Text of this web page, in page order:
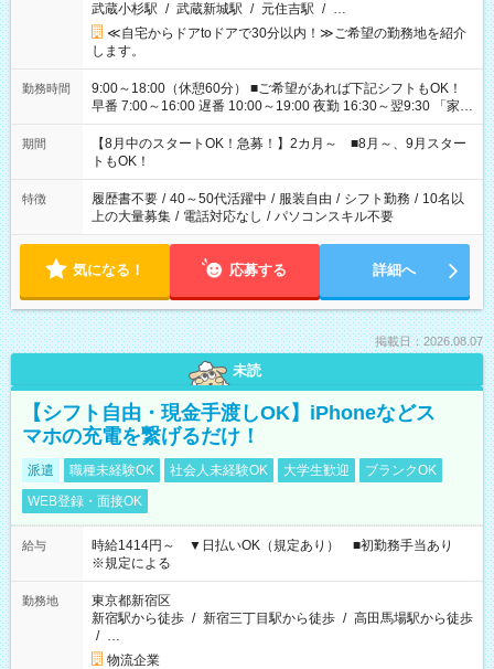
武蔵小杉駅 / 武蔵新城駅 / 元住吉駅 / …
≪自宅からドアtoドアで30分以内！≫ご希望の勤務地を紹介
します。
勤務時間
9:00～18:00（休憩60分） ■ご希望があれば下記シフトもOK！
早番 7:00～16:00 遅番 10:00～19:00 夜勤 16:30～翌9:30 「家族
と休みを合わせたい」 「余裕を持って夕飯の準備がしたい」
「できれば残業はしたくない」 など、ご希望を教えてください
ね。 ※Wワーク希望の方へ 今ご覧のお仕事で希望する勤務時間
と、もう1つのお仕事の勤務時間。 合計で週40時間を超える場
合は応募できません。
期間
【8月中のスタートOK！急募！】2カ月～ ■8月～、9月スター
トもOK！
特徴 履歴書不要 / 40～50代活躍中 / 服装自由 / シフト勤務 / 10名以
上の大量募集 / 電話対応なし / パソコンスキル不要
気になる！ 応募する 詳細へ
掲載日：2026.08.07
未読
【シフト自由・現金手渡しOK】iPhoneなどス
マホの充電を繋げるだけ！
派遣 職種未経験OK 社会人未経験OK 大学生歓迎
ブランクOK
WEB登録・面接OK
給与
時給1414円～ ▼日払いOK（規定あり） ■初勤務手当あり
※規定による
勤務地
東京都新宿区
新宿駅から徒歩 / 新宿三丁目駅から徒歩 / 高田馬場駅から徒歩
/ …
物流企業